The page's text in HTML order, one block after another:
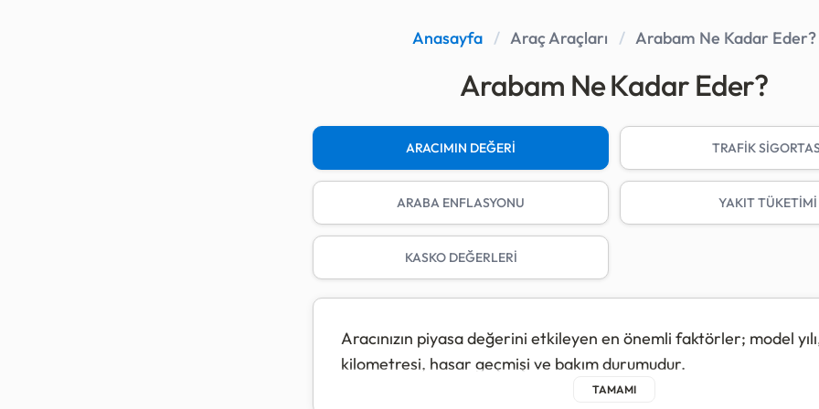
Anasayfa / Araç Araçları / Arabam Ne Kadar Eder?
Arabam Ne Kadar Eder?
ARACIMIN DEĞERİ TRAFİK
ARABA ENFLASYONU YAKIT TÜKETİMİ
KASKO DEĞERLERİ
Aracınızın piyasa değerini etkileyen en önemli faktörler; model
kilometresi, hasar geçmişi ve bakım durumudur.
Bu hesaplama aracı; güncel kasko değer listeleri ve piyasa